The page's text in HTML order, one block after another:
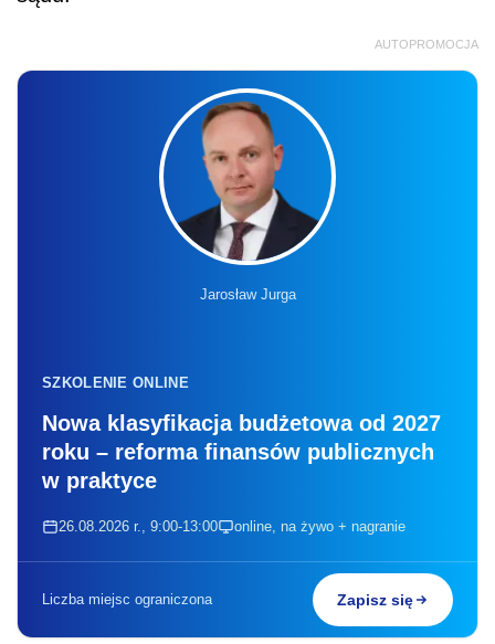
AUTOPROMOCJA
Jarosław Jurga
SZKOLENIE ONLINE
Nowa klasyfikacja budżetowa od 2027
roku – reforma finansów publicznych
w praktyce
26.08.2026 r., 9:00-13:00 online, na żywo + nagranie
Liczba miejsc ograniczona Zapisz się